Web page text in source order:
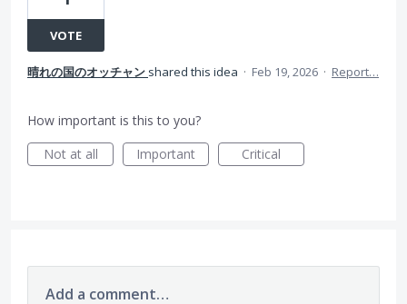
VOTE
晴れの国のオッチャン shared this idea · Feb 19, 2026 · Report…
How important is this to you?
Not at all
Important Critical
Add a comment…